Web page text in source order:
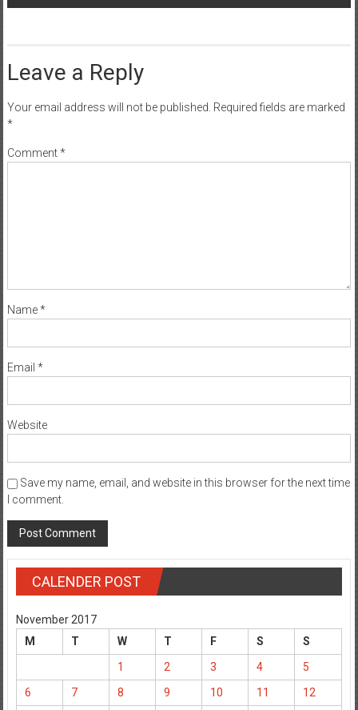
Leave a Reply
Your email address will not be published. Required fields are marked
*
Comment*
Name*
Email *
Website
Save my name, email, and website in this browser for the next time
I comment.
CALENDER POST
November 2017
M
T W T F S
S
1
2 3 4
5
6
7 8 9 10 11 12